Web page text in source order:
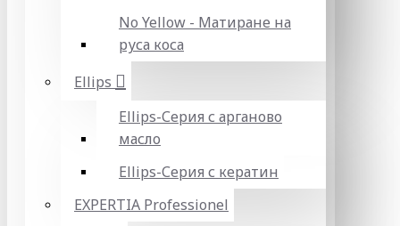
No Yellow - Матиране на
руса коса
Ellips
Ellips-Серия с арганово
масло
Ellips-Серия с кератин
EXPERTIA Professionel